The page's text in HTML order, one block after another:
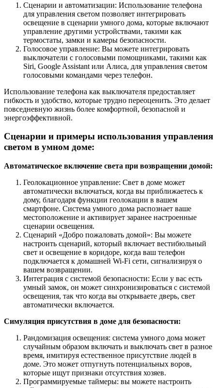
Сценарии и автоматизации: Использование телефона
для управления светом позволяет интегрировать
освещение в сценарии умного дома, которые включают
управление другими устройствами, такими как
термостаты, замки и камеры безопасности.
Голосовое управление: Вы можете интегрировать
выключатели с голосовыми помощниками, такими как
Siri, Google Assistant или Алиса, для управления светом
голосовыми командами через телефон.
Использование телефона как выключателя предоставляет
гибкость и удобство, которые трудно переоценить. Это делает
повседневную жизнь более комфортной, безопасной и
энергоэффективной.
Сценарии и примеры использования управления
светом в умном доме:
Автоматическое включение света при возвращении домой:
Геолокационное управление: Свет в доме может
автоматически включаться, когда вы приближаетесь к
дому, благодаря функции геолокации в вашем
смартфоне. Система умного дома распознает ваше
местоположение и активирует заранее настроенные
сценарии освещения.
Сценарий «Добро пожаловать домой»: Вы можете
настроить сценарий, который включает вестибюльный
свет и освещение в коридоре, когда ваш телефон
подключается к домашней Wi-Fi сети, сигнализируя о
вашем возвращении.
Интеграция с системой безопасности: Если у вас есть
умный замок, он может синхронизироваться с системой
освещения, так что когда вы открываете дверь, свет
автоматически включается.
Симуляция присутствия в доме для безопасности:
Рандомизация освещения: система умного дома может
случайным образом включать и выключать свет в разное
время, имитируя естественное присутствие людей в
доме. Это может отпугнуть потенциальных воров,
которые ищут признаки отсутствия хозяев.
Программируемые таймеры: вы можете настроить